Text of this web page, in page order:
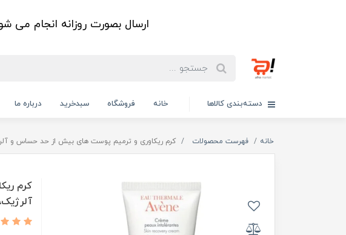
ارسال بصورت روزانه انجام
دسته‌بندی کالاها خانه فروشگاه سبدخرید درباره ما
خانه فهرست محصولات کرم ریکاوری و ترمیم پوست های بیش از حد حساس و آلرژیک،اون
کرم
آلرژیک،اون 50